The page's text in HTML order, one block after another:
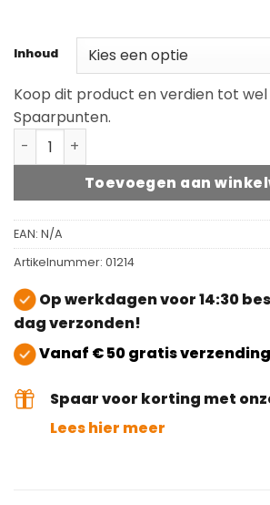
Inhoud
Koop dit product en verdien tot wel
Spaarpunten.
Woca Exterior Wood Oil Walnoot
Toevoegen aan
EAN: N/A
Artikelnummer: 01214
Op werkdagen voor 14:30
dag verzonden!
Vanaf € 50 gratis verzending
Spaar voor korting met
Lees hier meer